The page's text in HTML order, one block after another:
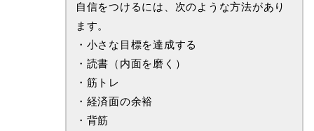
自信をつけるには、次のような方法があり
ます。
・小さな目標を達成する
・読書（内面を磨く）
・筋トレ
・経済面の余裕
・背筋